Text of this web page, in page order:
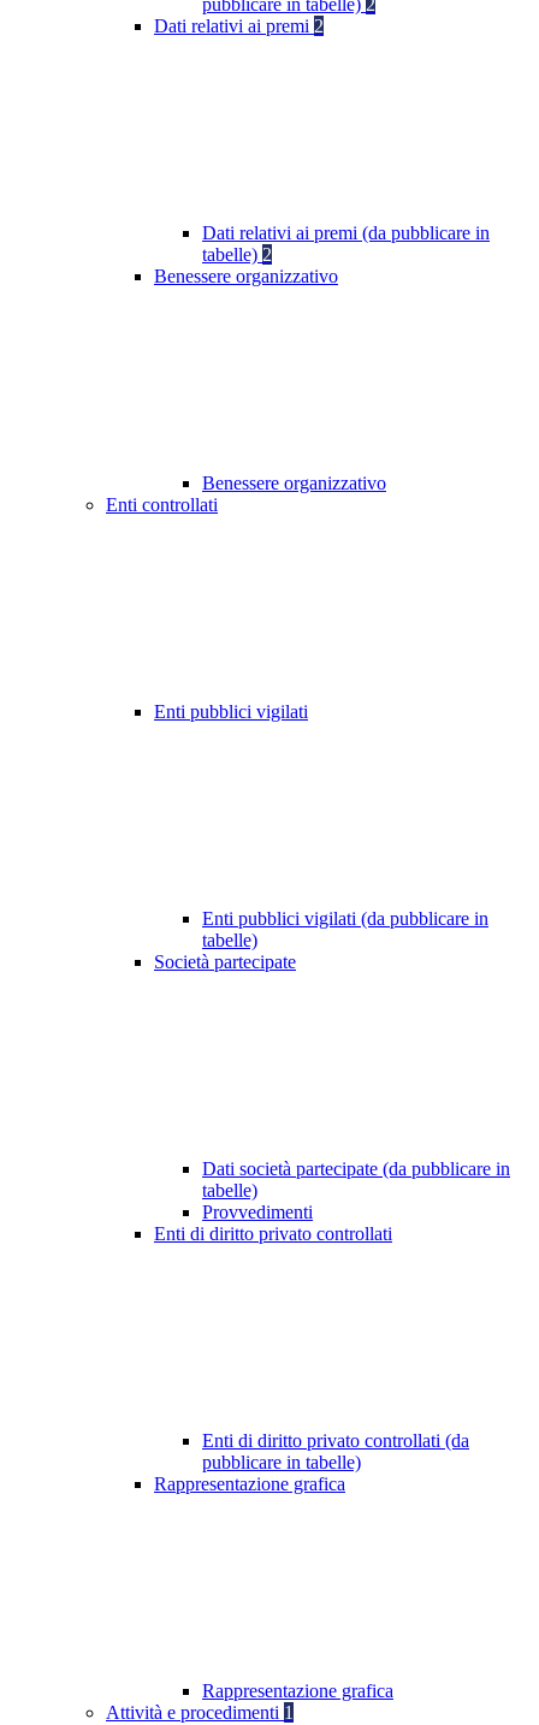
pubblicare in tabelle) 2
Dati relativi ai premi 2
Dati relativi ai premi (da pubblicare in
tabelle) 2
Benessere organizzativo
Benessere organizzativo
Enti controllati
Enti pubblici vigilati
Enti pubblici vigilati (da pubblicare in
tabelle)
Società partecipate
Dati società partecipate (da pubblicare in
tabelle)
Provvedimenti
Enti di diritto privato controllati
Enti di diritto privato controllati (da
pubblicare in tabelle)
Rappresentazione grafica
Rappresentazione grafica
Attività e procedimenti 1